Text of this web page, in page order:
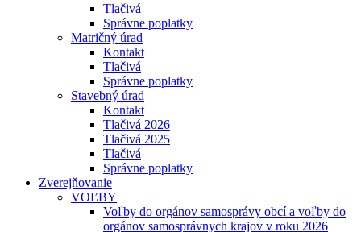
Tlačivá
Správne poplatky
Matričný úrad
Kontakt
Tlačivá
Správne poplatky
Stavebný úrad
Kontakt
Tlačivá 2026
Tlačivá 2025
Tlačivá
Správne poplatky
Zverejňovanie
VOĽBY
Voľby do orgánov samosprávy obcí a voľby do
orgánov samosprávnych krajov v roku 2026